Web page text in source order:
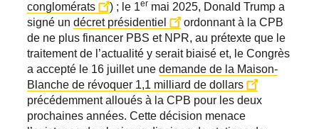
conglomérats ) ; le 1er mai 2025, Donald Trump a
signé un décret présidentiel
ordonnant à la CPB
de ne plus financer PBS et NPR, au prétexte que le
traitement de l’actualité y serait biaisé et, le Congrès
a accepté le 16 juillet une demande de la Maison-
Blanche de révoquer 1,1 milliard de dollars
précédemment alloués à la CPB pour les deux
prochaines années. Cette décision menace